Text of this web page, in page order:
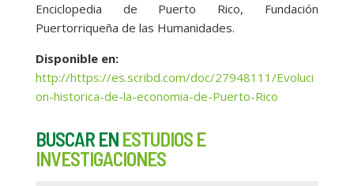
Enciclopedia de Puerto Rico, Fundación
Puertorriqueña de las Humanidades.
Disponible en:
http://https://es.scribd.com/doc/27948111/Evoluci
on-historica-de-la-economia-de-Puerto-Rico
BUSCAR EN ESTUDIOS E
INVESTIGACIONES